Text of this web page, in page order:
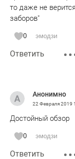
то даже не
заборов"
0 эмодзи
Ответить
Анонимно
22 Февраля 2019
Достойный обзор
0 эмодзи
Ответить